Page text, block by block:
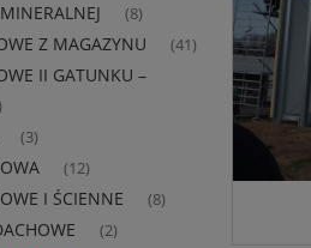
(8)
Z MAGAZYNU (41)
II GATUNKU –
(3)
(12)
I ŚCIENNE (8)
(2)